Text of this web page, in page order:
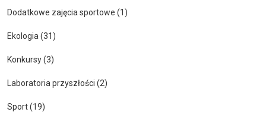
Dodatkowe zajęcia sportowe (1)
Ekologia (31)
Konkursy(3)
Laboratoria przyszłości (2)
Sport(19)